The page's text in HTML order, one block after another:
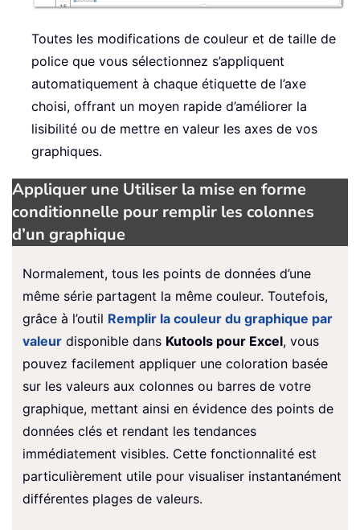
Toutes les modifications de couleur et de taille de
police que vous sélectionnez s’appliquent
automatiquement à chaque étiquette de l’axe
choisi, offrant un moyen rapide d’améliorer la
lisibilité ou de mettre en valeur les axes de vos
graphiques.
Appliquer une Utiliser la mise en forme
conditionnelle pour remplir les colonnes
d’un graphique
Normalement, tous les points de données d’une
même série partagent la même couleur. Toutefois,
grâce à l’outil Remplir la couleur du graphique par
valeur disponible dans Kutools pour Excel, vous
pouvez facilement appliquer une coloration basée
sur les valeurs aux colonnes ou barres de votre
graphique, mettant ainsi en évidence des points de
données clés et rendant les tendances
immédiatement visibles. Cette fonctionnalité est
particulièrement utile pour visualiser instantanément
différentes plages de valeurs.